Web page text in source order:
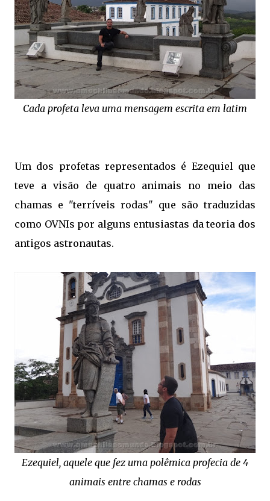
Cada profeta leva uma mensagem escrita em latim
Um dos profetas representados é Ezequiel que
teve a visão de quatro animais no meio das
chamas e "terríveis rodas" que são traduzidas
como OVNIs por alguns entusiastas da teoria dos
antigos astronautas.
Ezequiel, aquele que fez uma polêmica profecia de 4
animais entre chamas e rodas